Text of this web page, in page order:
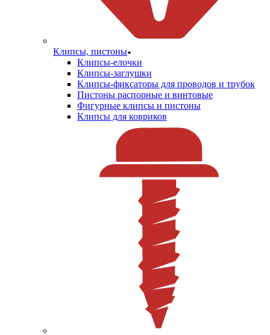
Клипсы, пистоны
Клипсы-елочки
Клипсы-заглушки
Клипсы-фиксаторы для проводов и трубок
Пистоны распорные и винтовые
Фигурные клипсы и пистоны
Клипсы для ковриков